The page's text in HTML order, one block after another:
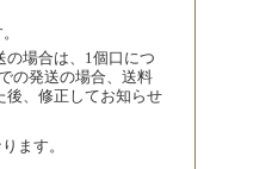
の場合は、1個口につ
の発送の場合、送料
後、修正してお知らせ
ます。